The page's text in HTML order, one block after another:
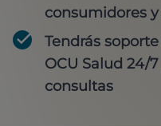
consumidores y
Tendrás
OCU Salud 24/
consultas